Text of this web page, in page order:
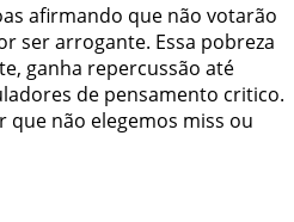
afirmando que não votarão
ser arrogante. Essa pobreza
ganha repercussão até
de pensamento critico.
que não elegemos miss ou